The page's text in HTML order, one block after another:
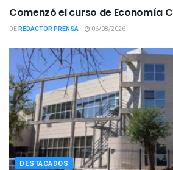
Comenzó el curso de Economía
DEREDACTOR PRENSA 06/08/2026
DESTACADOS